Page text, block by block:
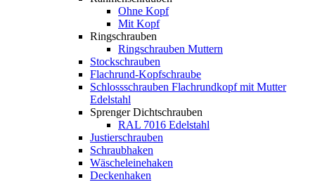
Ohne Kopf
Mit Kopf
Ringschrauben
Ringschrauben Muttern
Stockschrauben
Flachrund-Kopfschraube
Schlossschrauben Flachrundkopf mit Mutter
Edelstahl
Sprenger Dichtschrauben
RAL 7016 Edelstahl
Justierschrauben
Schraubhaken
Wäscheleinehaken
Deckenhaken